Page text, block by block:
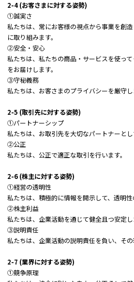
2-4 (お客さまに対する姿勢)
①誠実さ
私たちは、常にお客様の視点から事業を創
に取り組みます。
②安全・安心
私たちは、私たちの商品・サービスを使っ
をお届けします。
③守秘義務
私たちは、お客さまのプライバシーを厳守し
2-5 (取引先に対する姿勢)
①パートナーシップ
私たちは、お取引先を大切なパートナーとし
②公正
私たちは、公正で適正な取引を行います。
2-6 (株主に対する姿勢)
①経営の透明性
私たちは、積極的に情報を開示して、透明性
②株主利益
私たちは、企業活動を通じて健全且つ安定し
③説明責任
私たちは、企業活動の説明責任を負い、その
2-7 (業界に対する姿勢)
①競争原理